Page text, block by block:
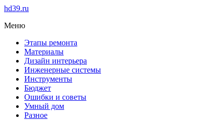
hd39.ru
Меню
Этапы ремонта
Материалы
Дизайн интерьера
Инженерные системы
Инструменты
Бюджет
Ошибки и советы
Умный дом
Разное